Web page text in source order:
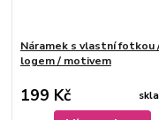
Náramek s vlastní fotkou
logem / motivem
199 Kč